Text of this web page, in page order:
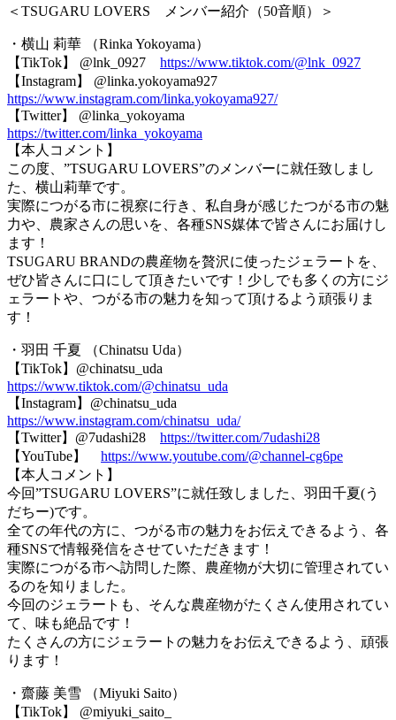
＜TSUGARU LOVERS メンバー紹介（50音順）＞
・横山 莉華 （Rinka Yokoyama）
【TikTok】 @lnk_0927
https://www.tiktok.com/@lnk_0927
【Instagram】 @linka.yokoyama927
https://www.instagram.com/linka.yokoyama927/
【Twitter】 @linka_yokoyama
https://twitter.com/linka_yokoyama
【本人コメント】
この度、”TSUGARU LOVERS”のメンバーに就任致しまし
た、横山莉華です。
実際につがる市に視察に行き、私自身が感じたつがる市の魅
力や、農家さんの思いを、各種SNS媒体で皆さんにお届けし
ます！
TSUGARU BRANDの農産物を贅沢に使ったジェラートを、
ぜひ皆さんに口にして頂きたいです！少しでも多くの方にジ
ェラートや、つがる市の魅力を知って頂けるよう頑張りま
す！
・羽田 千夏 （Chinatsu Uda）
【TikTok】@chinatsu_uda
https://www.tiktok.com/@chinatsu_uda
【Instagram】@chinatsu_uda
https://www.instagram.com/chinatsu_uda/
【Twitter】@7udashi28
https://twitter.com/7udashi28
【YouTube】
https://www.youtube.com/@channel-cg6pe
【本人コメント】
今回”TSUGARU LOVERS”に就任致しました、羽田千夏(う
だちー)です。
全ての年代の方に、つがる市の魅力をお伝えできるよう、各
種SNSで情報発信をさせていただきます！
実際につがる市へ訪問した際、農産物が大切に管理されてい
るのを知りました。
今回のジェラートも、そんな農産物がたくさん使用されてい
て、味も絶品です！
たくさんの方にジェラートの魅力をお伝えできるよう、頑張
ります！
・齋藤 美雪 （Miyuki Saito）
【TikTok】 @miyuki_saito_